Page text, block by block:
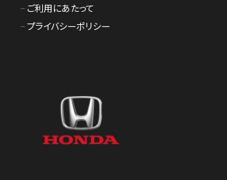
ご利用にあたって
プライバシーポリシー